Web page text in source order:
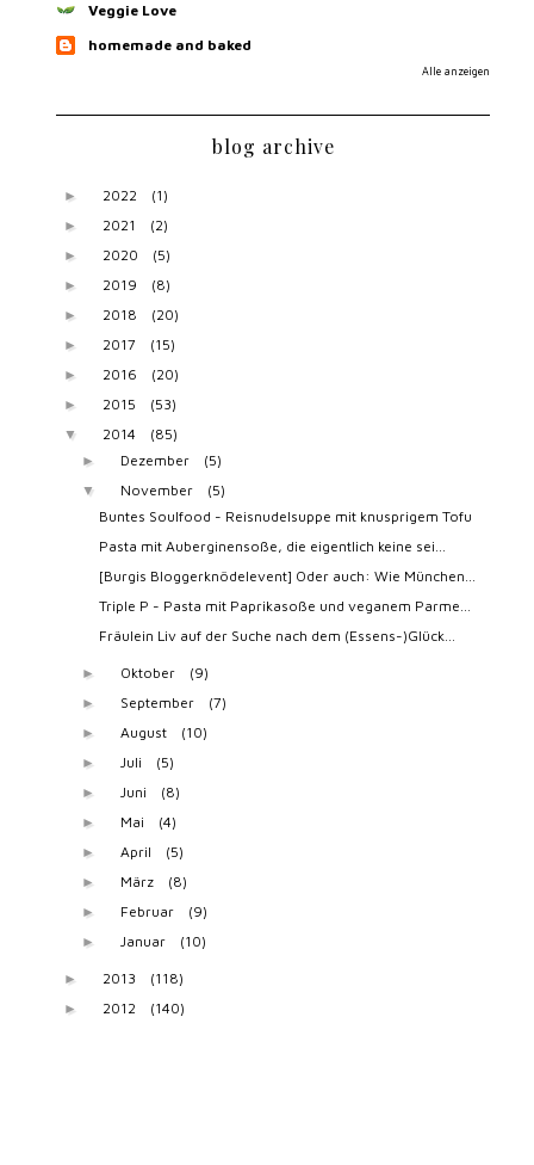
Veggie Love
homemade and baked
Alle anzeigen
blog archive
► 2022 (1)
► 2021 (2)
► 2020 (5)
► 2019 (8)
► 2018 (20)
► 2017 (15)
► 2016 (20)
► 2015 (53)
▼ 2014 (85)
► Dezember (5)
▼ November
(5)
Buntes Soulfood - Reisnudelsuppe mit knusprigem Tofu
Pasta mit Auberginensoße, die eigentlich keine sei...
[Burgis Bloggerknödelevent] Oder auch: Wie München...
Triple P - Pasta mit Paprikasoße und veganem Parme...
Fräulein Liv auf der Suche nach dem (Essens-)Glück...
► Oktober (9)
► September (7)
► August (10)
► Juli (5)
► Juni (8)
► Mai (4)
► April (5)
► März (8)
► Februar (9)
► Januar (10)
► 2013 (118)
► 2012 (140)